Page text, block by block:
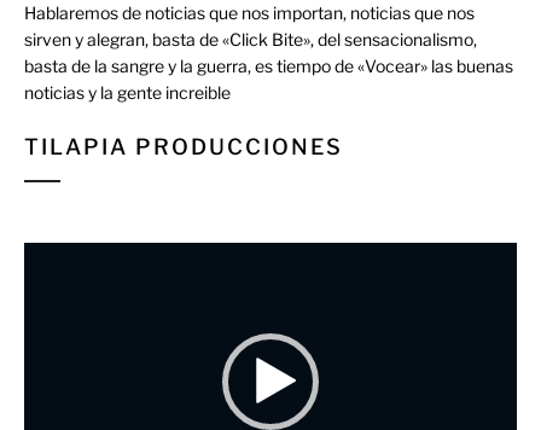
Hablaremos de noticias que nos importan, noticias que nos
sirven y alegran, basta de «Click Bite», del sensacionalismo,
basta de la sangre y la guerra, es tiempo de «Vocear» las buenas
noticias y la gente increible
TILAPIA PRODUCCIONES